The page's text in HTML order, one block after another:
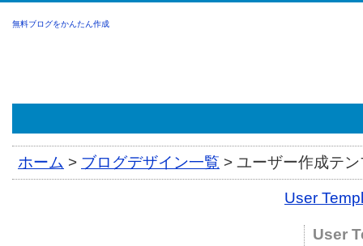
無料ブログをかんたん作成
ホーム > ブログデザイン一覧 > ユーザー作成テ
User